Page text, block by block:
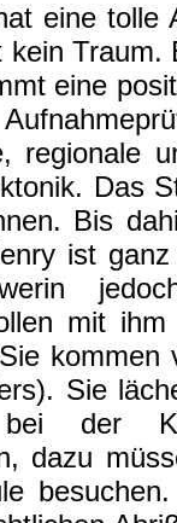
eine tolle
eine
regionale
Das
Bis
ist
mit
Sie
der
dazu